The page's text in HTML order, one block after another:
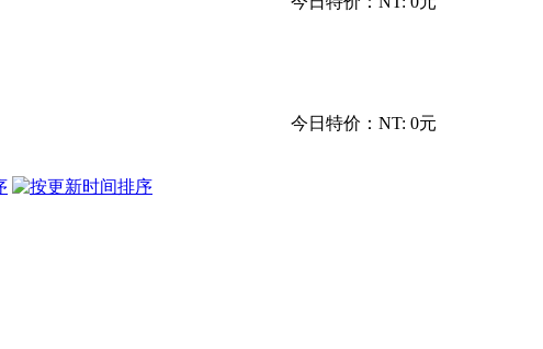
今日特价： NT: 0元